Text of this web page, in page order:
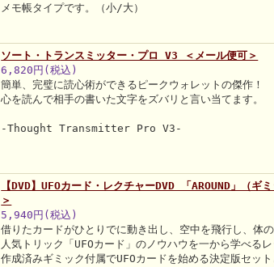
メモ帳タイプです。（小/大）
ソート・トランスミッター・プロ V3 ＜メール便可＞
6,820円(税込)
簡単、完璧に読心術ができるピークウォレットの傑作！
心を読んで相手の書いた文字をズバリと言い当てます。
-Thought Transmitter Pro V3-
【DVD】UFOカード・レクチャーDVD 「AROUND」（
＞
5,940円(税込)
借りたカードがひとりでに動き出し、空中を飛行し、体の
人気トリック「UFOカード」のノウハウを一から学べる
作成済みギミック付属でUFOカードを始める決定版セット